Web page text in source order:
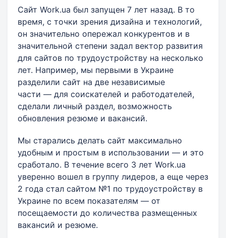
Сайт Work.ua был запущен 7 лет назад. В то
время, с точки зрения дизайна и технологий,
он значительно опережал конкурентов и в
значительной степени задал вектор развития
для сайтов по трудоустройству на несколько
лет. Например, мы первыми в Украине
разделили сайт на две независимые
части — для соискателей и работодателей,
сделали личный раздел, возможность
обновления резюме и вакансий.
Мы старались делать сайт максимально
удобным и простым в использовании — и это
сработало. В течение всего 3 лет Work.ua
уверенно вошел в группу лидеров, а еще через
2 года стал сайтом №1 по трудоустройству в
Украине по всем показателям — от
посещаемости до количества размещенных
вакансий и резюме.